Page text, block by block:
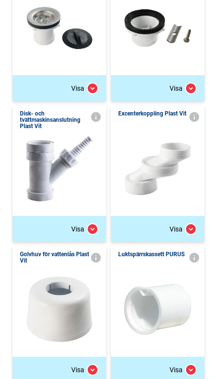
Visa Visa
Disk- och
tvättmaskinsanslutning
Plast Vit
Visa
Excenterkoppling Plast Vit
Visa
Golvhuv för vattenlås Plast
Vit
Visa
Luktspärrskassett PURUS
Visa